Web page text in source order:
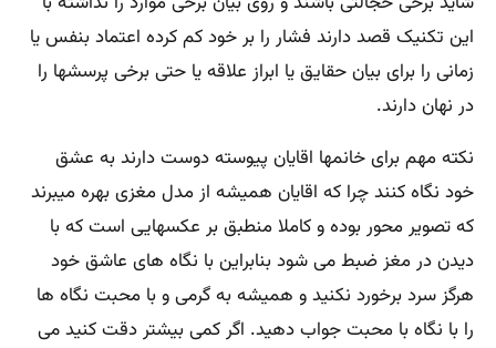
این تکنیک قصد دارند فشار را بر خود کم کرده اعتماد بنفس یا
زمانی را برای بیان حقایق یا ابراز علاقه یا حتی برخی پرسشها را
در نهان دارند.
نکته مهم برای خانمها اقایان پیوسته دوست دارند به عشق
خود نگاه کنند چرا که اقایان همیشه از مدل مغزی بهره میبرند
که تصویر محور بوده و کاملا منطبق بر عکسهایی است که با
دیدن در مغز ضبط می شود بنابراین با نگاه های عاشق خود
هرگز سرد برخورد نکنید و همیشه به گرمی و با محبت نگاه ها
را با نگاه با محبت جواب دهید. اگر کمی بیشتر دقت کنید می